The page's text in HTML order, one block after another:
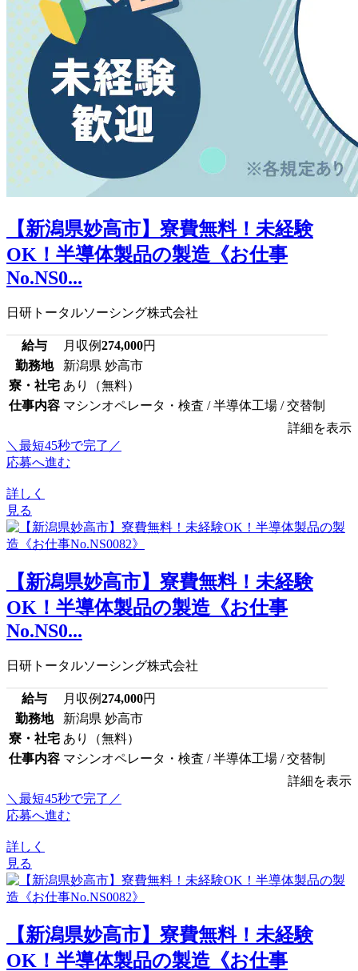
【新潟県妙高市】寮費無料！未経験
OK！半導体製品の製造《お仕事
No.NS0...
日研トータルソーシング株式会社
給与 月収例274,000円
勤務地
新潟県 妙高市
寮・社宅 あり（無料）
仕事内容 マシンオペレータ・検査 / 半導体工場 / 交替制
詳細を表示
＼最短45秒で完了／
応募へ進む
詳しく
見る
【新潟県妙高市】寮費無料！未経験
OK！半導体製品の製造《お仕事
No.NS0...
日研トータルソーシング株式会社
給与 月収例274,000円
勤務地
新潟県 妙高市
寮・社宅 あり（無料）
仕事内容 マシンオペレータ・検査 / 半導体工場 / 交替制
詳細を表示
＼最短45秒で完了／
応募へ進む
詳しく
見る
【新潟県妙高市】寮費無料！未経験
OK！半導体製品の製造《お仕事